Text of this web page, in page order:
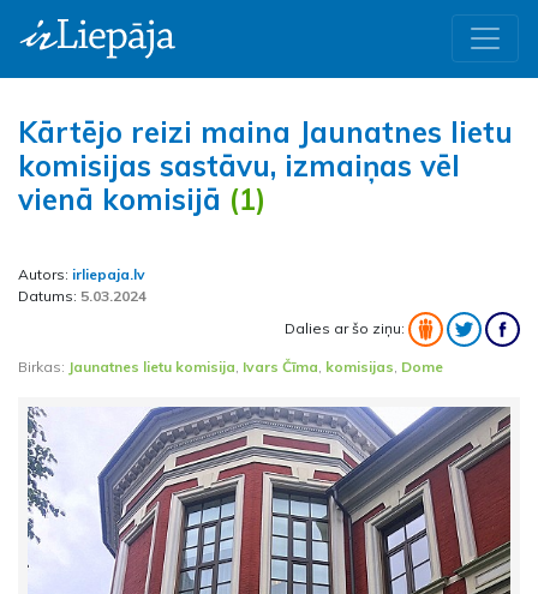
Kārtējo reizi maina Jaunatnes lietu
komisijas sastāvu, izmaiņas vēl
vienā komisijā (1)
Autors: irliepaja.lv
Datums: 5.03.2024
Dalies ar šo ziņu:
Birkas: Jaunatnes lietu komisija Ivars Čīma komisijas Dome